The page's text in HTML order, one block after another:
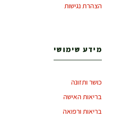
הצהרת נגישות
מידע שימושי
כושר ותזונה
בריאות האישה
בריאות ורפואה